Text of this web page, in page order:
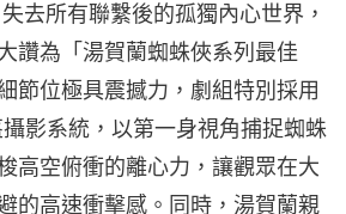
去所有聯繫後的孤獨內心世界，
讚為「湯賀蘭蜘蛛俠系列最佳
節位極具震撼力，劇組特別採用
影系統，以第一身視角捕捉蜘蛛
高空俯衝的離心力，讓觀眾在大
的高速衝擊感。同時，湯賀蘭親